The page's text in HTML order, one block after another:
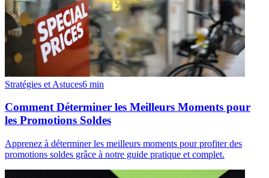
Stratégies et Astuces6 min
Comment Déterminer les Meilleurs Moments pour
les Promotions Soldes
Apprenez à déterminer les meilleurs moments pour profiter des
promotions soldes grâce à notre guide pratique et complet.